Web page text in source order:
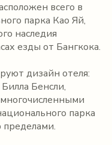
всего в
парка Као Яй,
наследия
езды от Бангкока.
дизайн отеля:
Бенсли,
парка
пределами.